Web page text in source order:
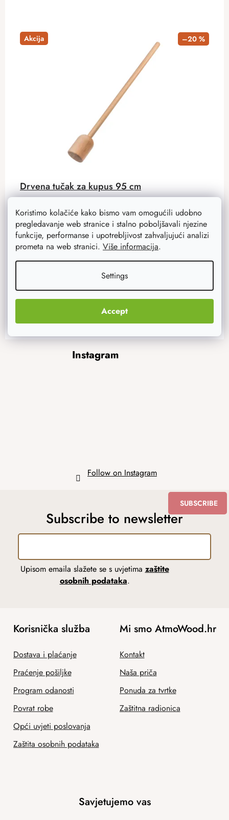
Koristimo kolačiće kako bismo vam omogućili udobno
pregledavanje web stranice i stalno poboljšavali njezine
funkcije, performanse i upotrebljivost zahvaljujući analizi
prometa na web stranici. Više informacija.
Settings
Accept
Akcija –20 %
Drvena tučak za kupus 95 cm
18,30 €
22,90 €
Na zalihi47 kom
ADD TO CART
se riješite viška zraka i oslobodite sok od kupusa.
Instagram
Follow on Instagram
Subscribe to newsletter
Upisom emaila slažete se s uvjetima zaštite
osobnih podataka.
SUBSCRIBE
Korisnička služba
Dostava i plaćanje
Praćenje pošiljke
Program odanosti
Povrat robe
Opći uvjeti poslovanja
Zaštita osobnih podataka
Mi smo AtmoWood.hr
Kontakt
Naša priča
Ponuda za tvrtke
Zaštitna radionica
Savjetujemo vas